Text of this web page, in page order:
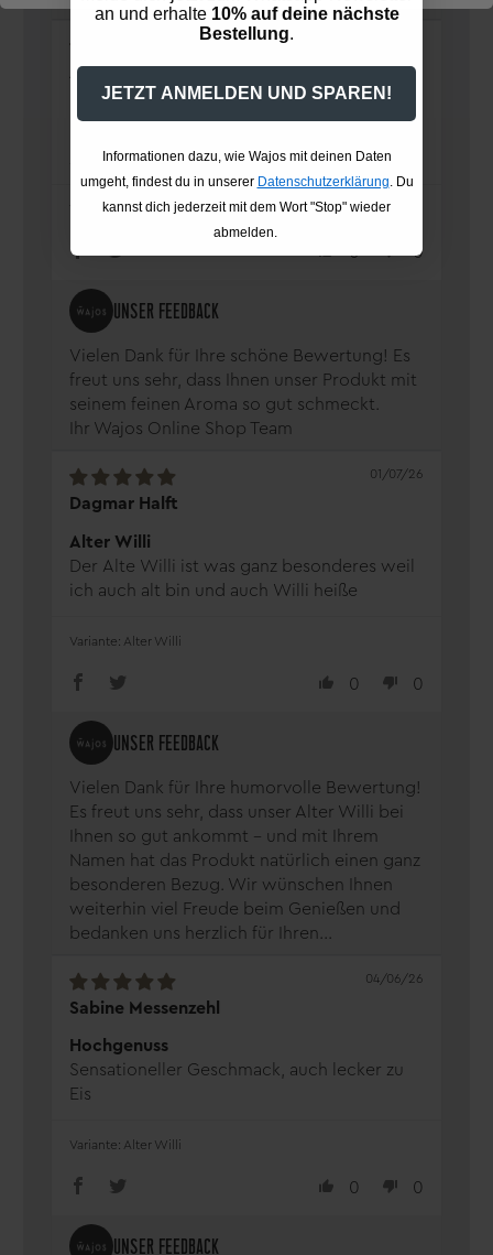
Andreas Schmidt
Aroma.
0 0
Vielen Dank für Ihre schöne Bewertung! Es
freut uns sehr, dass Ihnen unser Produkt mit
seinem feinen Aroma so gut schmeckt.
Ihr Wajos Online Shop Team
Alter Willi
Dagmar Halft
01/07/26
Alter Willi
Der Alte Willi ist was ganz besonderes weil
ich auch alt bin und auch Willi heiße
0 0
Vielen Dank für Ihre humorvolle Bewertung!
Es freut uns sehr, dass unser Alter Willi bei
Ihnen so gut ankommt – und mit Ihrem
Namen hat das Produkt natürlich einen ganz
besonderen Bezug. Wir wünschen Ihnen
weiterhin viel Freude beim Genießen und
bedanken uns herzlich für Ihren...
Alter Willi
Sabine Messenzehl
04/06/26
Hochgenuss
Sensationeller Geschmack, auch lecker zu
Eis
0 0
Alter Willi
an und erhalte 10% auf deine nächste
Bestellung.
JETZT ANMELDEN UND SPAREN!
Informationen dazu, wie Wajos mit deinen Daten
umgeht, findest du in unserer Datenschutzerklärung. Du
kannst dich jederzeit mit dem Wort "Stop" wieder
abmelden.